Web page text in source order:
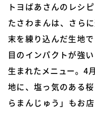
トヨばあさんのレシ
たさわまんは、さら
末を練り込んだ生地
目のインパクトが強
生まれたメニュー。4
地に、塩っ気のある
らまんじゅう」もお